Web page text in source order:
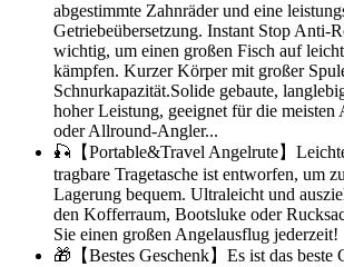
abgestimmte Zahnräder und eine
Getriebeübersetzung. Instant Stop Anti-
wichtig, um einen großen Fisch auf
kämpfen. Kurzer Körper mit großer
Schnurkapazität.Solide gebaute,
hoher Leistung, geeignet für die meisten
oder Allround-Angler...
🎣【Portable&Travel Angelrute】
tragbare Tragetasche ist entworfen, um
Lagerung bequem. Ultraleicht und
den Kofferraum, Bootsluke oder
Sie einen großen Angelausflug jederzeit!
🎁【Bestes Geschenk】Es ist das beste